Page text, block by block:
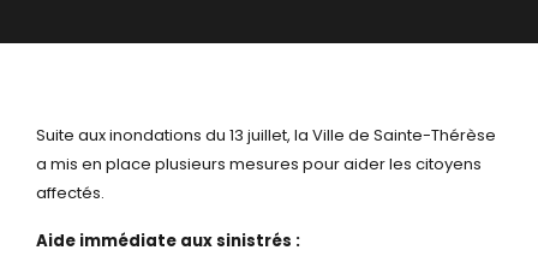
Suite aux inondations du 13 juillet, la Ville de Sainte-Thérèse
a mis en place plusieurs mesures pour aider les citoyens
affectés.
Aide immédiate aux sinistrés :